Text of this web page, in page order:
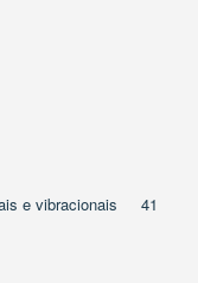
e vibracionais 41